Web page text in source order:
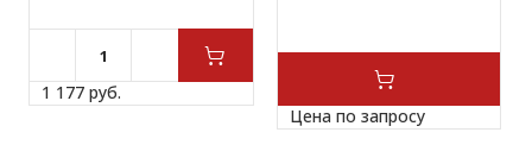
1 177 руб.
Цена по запросу